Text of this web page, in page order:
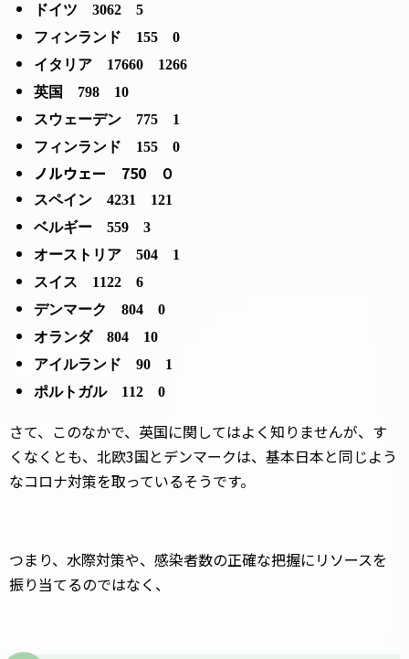
ドイツ30625
フィンランド 1550
イタリア 17660 1266
英国 798 10
スウェーデン 775 1
フィンランド 1550
ノルウェー 750 ０
スペイン4231 121
ベルギー5593
オーストリア504 1
スイス 11226
デンマーク8040
オランダ804 10
アイルランド90 1
ポルトガル 1120
さて、このなかで、英国に関してはよく知りませんが、す
くなくとも、北欧3国とデンマークは、基本日本と同じよう
なコロナ対策を取っているそうです。
つまり、水際対策や、感染者数の正確な把握にリソースを
振り当てるのではなく、